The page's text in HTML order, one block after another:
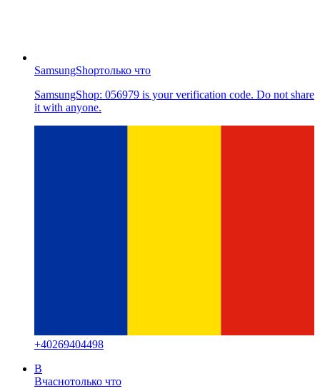
SamsungShopтолько что
SamsungShop: 056979 is your verification code. Do not share
it with anyone.
+40269404498
В
Вчаснотолько что